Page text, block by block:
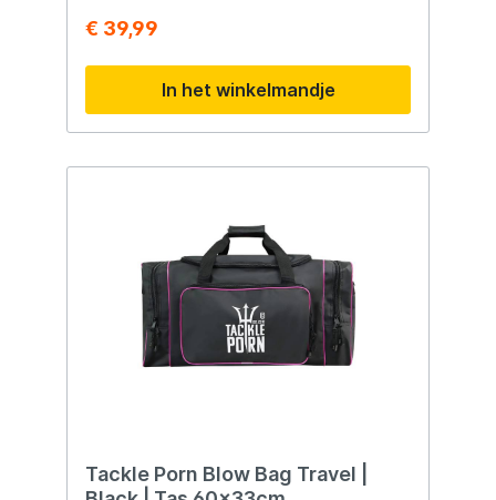
€ 39,99
In het winkelmandje
Tackle Porn Blow Bag Travel |